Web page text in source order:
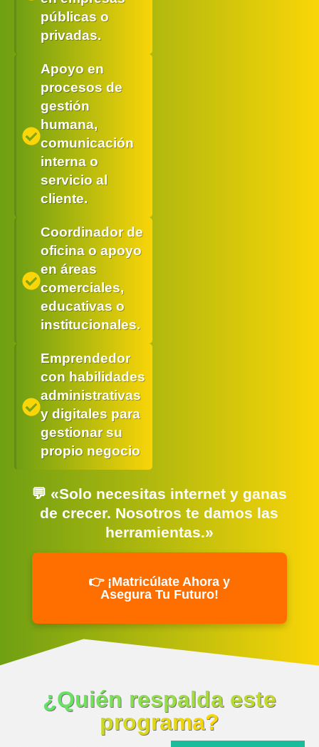
públicas o
privadas.
Apoyo en
procesos de
gestión
humana,
comunicación
interna o
servicio al
cliente.
Coordinador de
oficina o apoyo
en áreas
comerciales,
educativas o
institucionales.
Emprendedor
con habilidades
administrativas
y digitales para
gestionar su
propio negocio
💬 «Solo necesitas internet y ganas
de crecer. Nosotros te damos las
herramientas.»
👉 ¡Matricúlate Ahora y
Asegura Tu Futuro!
¿Quién respalda este
programa?